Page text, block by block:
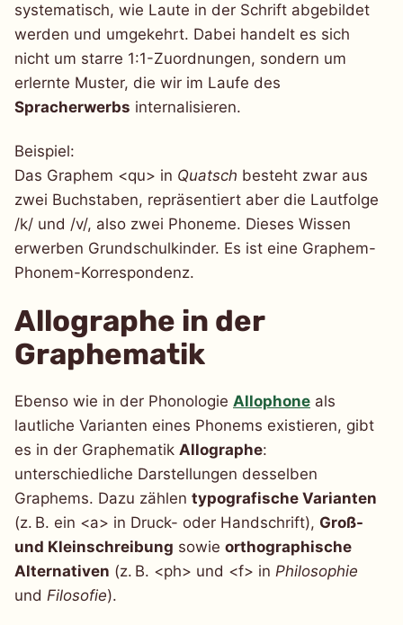
systematisch, wie Laute in der Schrift abgebildet
werden und umgekehrt. Dabei handelt es sich
nicht um starre 1:1-Zuordnungen, sondern um
erlernte Muster, die wir im Laufe des
Spracherwerbs internalisieren.
Beispiel:
Das Graphem <qu> in Quatsch besteht zwar aus
zwei Buchstaben, repräsentiert aber die Lautfolge
/k/ und /v/, also zwei Phoneme. Dieses Wissen
erwerben Grundschulkinder. Es ist eine Graphem-
Phonem-Korrespondenz.
Allographe in der
Graphematik
Ebenso wie in der Phonologie Allophone als
lautliche Varianten eines Phonems existieren, gibt
es in der Graphematik Allographe:
unterschiedliche Darstellungen desselben
Graphems. Dazu zählen typografische Varianten
(z. B. ein <a> in Druck- oder Handschrift), Groß-
und Kleinschreibung sowie orthographische
Alternativen (z. B. <ph> und <f> in Philosophie
und Filosofie).